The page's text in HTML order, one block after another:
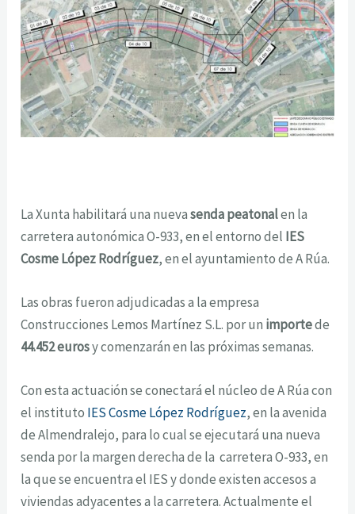
La Xunta habilitará una nuevasenda peatonalen la
carretera autonómica O-933, en el entorno del IES
Cosme López Rodríguez, en el ayuntamiento de A Rúa.
Las obras fueron adjudicadas a la empresa
Construcciones Lemos Martínez S.L. por un importede
44.452 eurosy comenzarán en las próximas semanas.
Con esta actuación se conectará el núcleo de A Rúa con
el instituto IES Cosme López Rodríguez, en la avenida
de Almendralejo, para lo cual se ejecutará una nueva
senda por la margen derecha de la carretera O-933, en
la que se encuentra el IES y donde existen accesos a
viviendas adyacentes a la carretera. Actualmente el